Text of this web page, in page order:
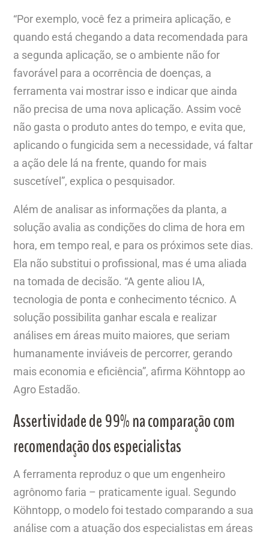
“Por exemplo, você fez a primeira aplicação, e
quando está chegando a data recomendada para
a segunda aplicação, se o ambiente não for
favorável para a ocorrência de doenças, a
ferramenta vai mostrar isso e indicar que ainda
não precisa de uma nova aplicação. Assim você
não gasta o produto antes do tempo, e evita que,
aplicando o fungicida sem a necessidade, vá faltar
a ação dele lá na frente, quando for mais
suscetível”, explica o pesquisador.
Além de analisar as informações da planta, a
solução avalia as condições do clima de hora em
hora, em tempo real, e para os próximos sete dias.
Ela não substitui o profissional, mas é uma aliada
na tomada de decisão. “A gente aliou IA,
tecnologia de ponta e conhecimento técnico. A
solução possibilita ganhar escala e realizar
análises em áreas muito maiores, que seriam
humanamente inviáveis de percorrer, gerando
mais economia e eficiência”, afirma Köhntopp ao
Agro Estadão.
Assertividade de 99% na comparação com
recomendação dos especialistas
A ferramenta reproduz o que um engenheiro
agrônomo faria – praticamente igual. Segundo
Köhntopp, o modelo foi testado comparando a sua
análise com a atuação dos especialistas em áreas